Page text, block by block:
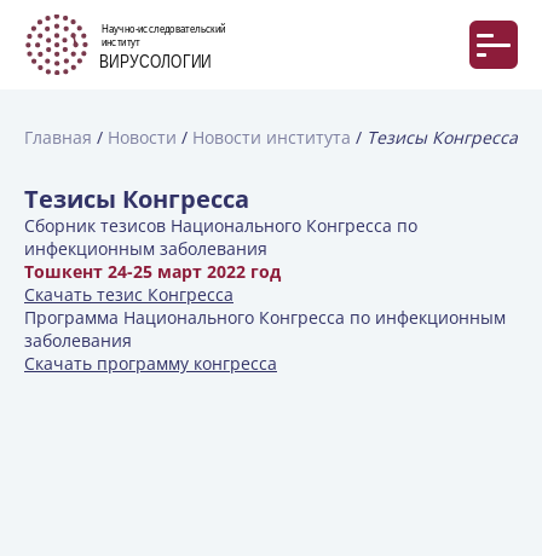
Главная Новости Новости института Тезисы Конгресса
Тезисы Конгресса
Сборник тезисов Национального Конгресса по
инфекционным заболевания
Тошкент 24-25 март 2022 год
Скачать тезис Конгресса
Программа Национального Конгресса по инфекционным
заболевания
Скачать программу конгресса